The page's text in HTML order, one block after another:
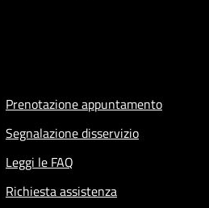
Prenotazione appuntamento
Segnalazione disservizio
Leggi le FAQ
Richiesta assistenza